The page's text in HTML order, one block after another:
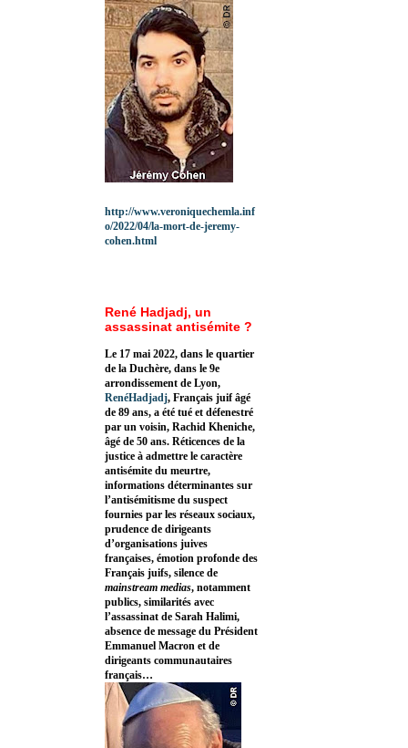
http://www.veroniquechemla.inf
o/2022/04/la-mort-de-jeremy-
cohen.html
René Hadjadj, un
assassinat antisémite ?
Le 17 mai 2022, dans le quartier
de la Duchère, dans le 9e
arrondissement de Lyon,
RenéHadjadj, Français juif âgé
de 89 ans, a été tué et défenestré
par un voisin, Rachid Kheniche,
âgé de 50 ans. Réticences de la
justice à admettre le caractère
antisémite du meurtre,
informations déterminantes sur
l’antisémitisme du suspect
fournies par les réseaux sociaux,
prudence de dirigeants
d’organisations juives
françaises, émotion profonde des
Français juifs, silence de
mainstream medias, notamment
publics, similarités avec
l’assassinat de Sarah Halimi,
absence de message du Président
Emmanuel Macron et de
dirigeants communautaires
français…